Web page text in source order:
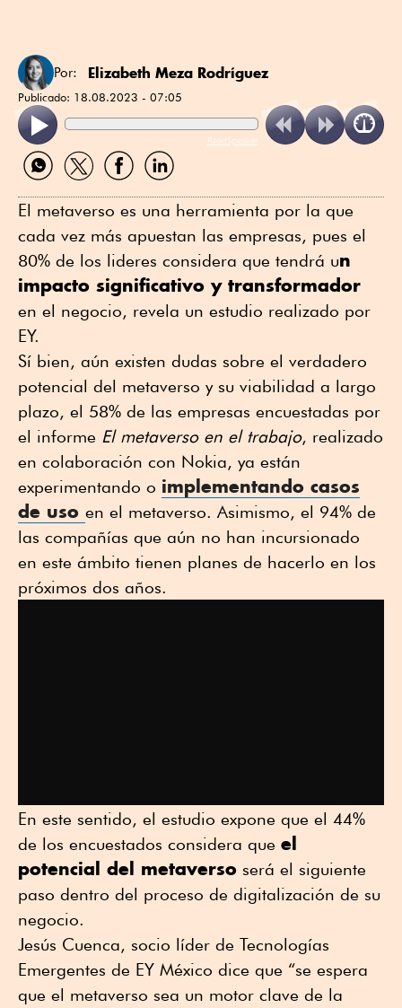
Por: Elizabeth Meza Rodríguez
Publicado: 18.08.2023 - 07:05
ReadSpeaker
Compartir
por
Compartir
por
Compartir
por
Compartir
por
El metaverso es una herramienta por la que
cada vez más apuestan las empresas, pues el
80% de los lideres considera que tendrá un
impacto significativo y transformador
en el negocio, revela un estudio realizado por
EY.
Sí bien, aún existen dudas sobre el verdadero
potencial del metaverso y su viabilidad a largo
plazo, el 58% de las empresas encuestadas por
el informe El metaverso en el trabajo, realizado
en colaboración con Nokia, ya están
experimentando o implementando casos
de uso en el metaverso. Asimismo, el 94% de
las compañías que aún no han incursionado
en este ámbito tienen planes de hacerlo en los
próximos dos años.
En este sentido, el estudio expone que el 44%
de los encuestados considera que el
potencial del metaverso será el siguiente
paso dentro del proceso de digitalización de su
negocio.
Jesús Cuenca, socio líder de Tecnologías
Emergentes de EY México dice que “se espera
que el metaverso sea un motor clave de la